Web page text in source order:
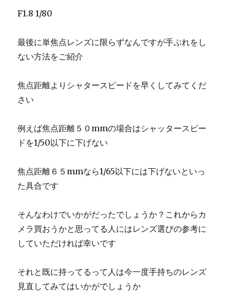
F1.8 1/80
最後に単焦点レンズに限らずなんですが手ぶれをし
ない方法をご紹介
焦点距離よりシャタースピードを早くしてみてくだ
さい
例えば焦点距離５０mmの場合はシャッタースピー
ドを1/50以下に下げない
焦点距離６５mmなら1/65以下には下げないといっ
た具合です
そんなわけでいかがだったでしょうか？これからカ
メラ買おうかと思ってる人にはレンズ選びの参考に
していただければ幸いです
それと既に持ってるって人は今一度手持ちのレンズ
見直してみてはいかがでしょうか